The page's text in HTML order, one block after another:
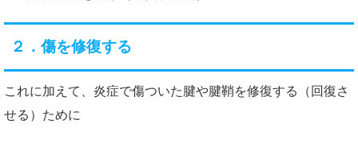
２．傷を修復する
これに加えて、炎症で傷ついた腱や腱鞘を修復する（回復さ
せる）ために